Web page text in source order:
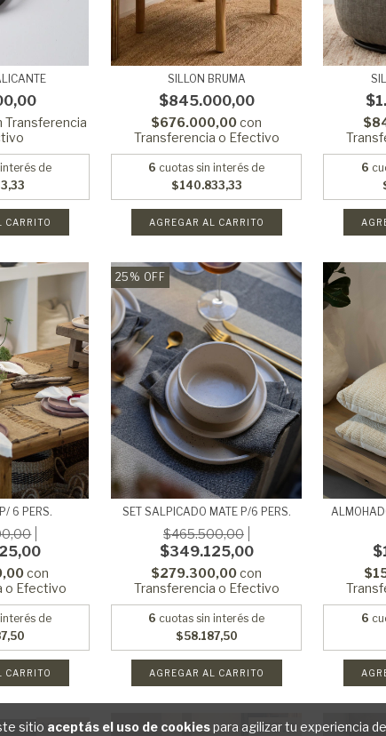
sitio aceptás el uso de cookiespara agilizar tu experiencia
Transferencia
de
CARRITO
SILLON BRUMA
$845.000,00
$676.000,00con
Transferencia o Efectivo
6 cuotas sin interés de
$140.833,33
6
6 PERS.
con
o Efectivo
de
CARRITO
25 % OFF
SET SALPICADO MATE P/6 PERS.
$465.500,00
$349.125,00
$279.300,00con
Transferencia o Efectivo
6 cuotas sin interés de
$58.187,50
AGREGAR AL CARRITO
6
NUEVO NUEVO